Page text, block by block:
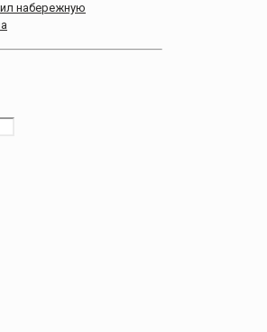
набережную